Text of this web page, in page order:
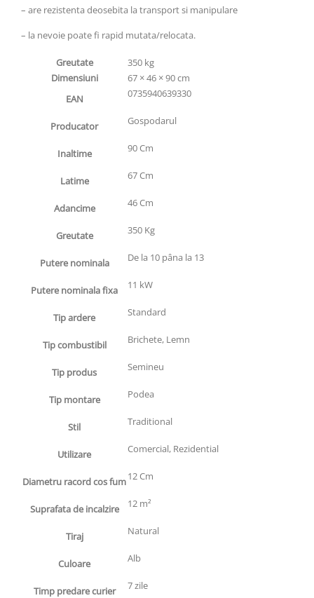
– are rezistenta deosebita la transport si manipulare
– la nevoie poate fi rapid mutata/relocata.
Greutate
350 kg
Dimensiuni
67 × 46 × 90 cm
EAN
0735940639330
Producator Gospodarul
Inaltime 90 Cm
Latime 67 Cm
Adancime 46 Cm
Greutate 350 Kg
Putere nominala De la 10 pâna la 13
Putere nominala fixa 11 kW
Tip ardere Standard
Tip combustibil Brichete, Lemn
Tip produs Semineu
Tip montare Podea
Stil Traditional
Utilizare Comercial, Rezidential
Diametru racord cos fum12 Cm
Suprafata de incalzire 12 m²
Tiraj Natural
Culoare Alb
Timp predare curier 7 zile